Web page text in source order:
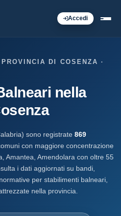
Accedi
DI COSENZA ·
nella
sono registrate 869
con maggiore concentrazione
Amantea, Amendolara con oltre 55
i dati aggiornati su bandi,
per stabilimenti balneari,
nella provincia.